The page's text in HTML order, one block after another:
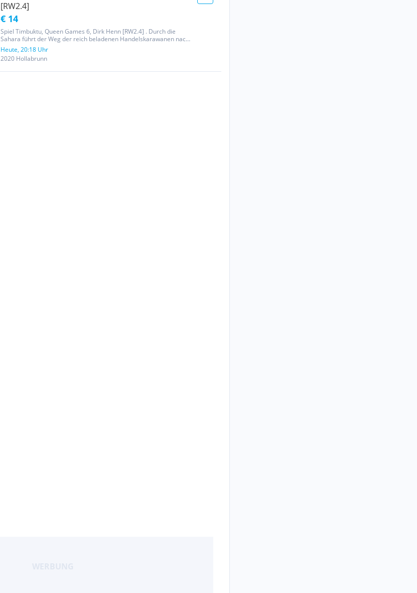
[RW2.4]
€ 14
Spiel Timbuktu, Queen Games 6, Dirk Henn [RW2.4] . Durch die
Sahara führt der Weg der reich beladenen Handelskarawanen nach
Timbuktu. Die Reise durch die heiße Sonne macht durstig und die
nächste Oase ist mehr als willkommen. Aber hier lauern Diebe,
die...
Heute, 20:18 Uhr
2020 Hollabrunn